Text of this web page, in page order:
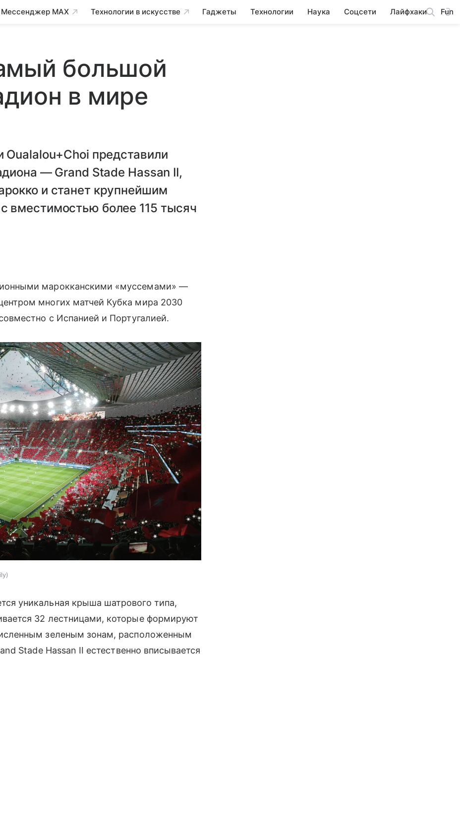
Мессенджер MAX Технологии в искусстве Гаджеты Технологии Наука Соцсети Лайфхаки Fun
большой
в мире
представили
— Grand Stade Hassan II,
и станет крупнейшим
вместимостью более 115 тысяч
марокканскими «муссемами» —
многих матчей Кубка мира 2030
с Испанией и Португалией.
уникальная крыша шатрового типа,
32 лестницами, которые формируют
зеленым зонам, расположенным
Stade Hassan II естественно вписывается